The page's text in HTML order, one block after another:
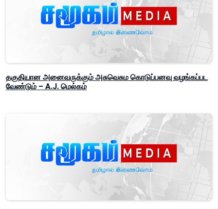
தகுதியான அனைவருக்கும் அசுவெசும கொடுப்பனவு வழங்கப்பட
வேண்டும் – A.J. மெல்கம்